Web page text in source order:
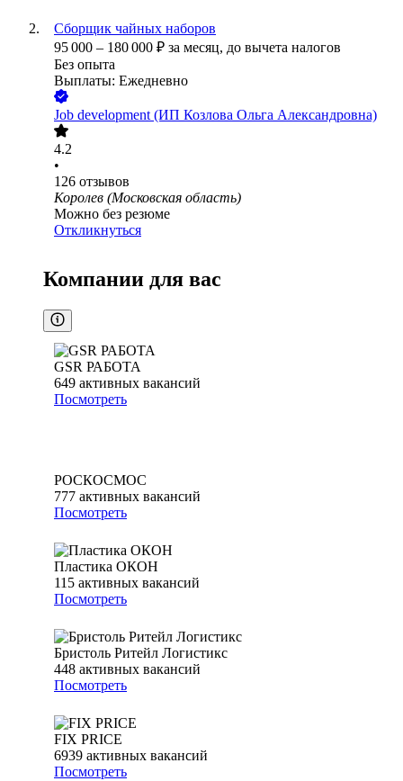
Сборщик чайных наборов
95 000 – 180 000 ₽ за месяц, до вычета налогов
Без опыта
Выплаты: Ежедневно
Job development (ИП Козлова Ольга Александровна)
4.2
•
126 отзывов
Королев (Московская область)
Можно без резюме
Откликнуться
Компании для вас
GSR РАБОТА
649 активных вакансий
Посмотреть
РОСКОСМОС
777 активных вакансий
Посмотреть
Пластика ОКОН
115 активных вакансий
Посмотреть
Бристоль Ритейл Логистикс
448 активных вакансий
Посмотреть
FIX PRICE
6939 активных вакансий
Посмотреть